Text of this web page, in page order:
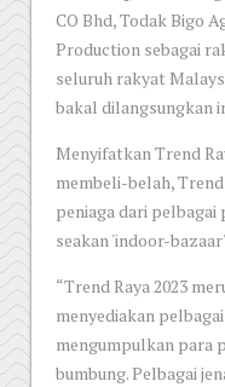
CO Bhd, Todak Bigo
Production sebagai
seluruh rakyat
bakal dilangsungkan
Menyifatkan Trend
membeli-belah,
peniaga dari pelbagai
seakan 'indoor-
“Trend Raya 2023
menyediakan
mengumpulkan para
bumbung. Pelbagai